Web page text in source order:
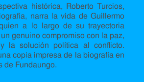
histórica, Roberto Turcios,
narra la vida de Guillermo
a lo largo de su trayectoria
genuino compromiso con la paz,
la solución política al conflicto.
copia impresa de la biografía en
de Fundaungo.